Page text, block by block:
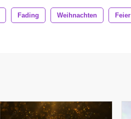
Fading Weihnachten Feier